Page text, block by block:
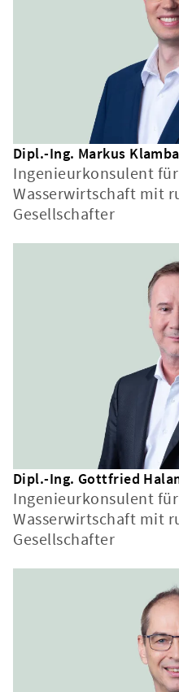
Dipl.-Ing. Markus
Ingenieurkonsulent
Wasserwirtschaft mit
Gesellschafter
Dipl.-Ing. Gottfried
Ingenieurkonsulent
Wasserwirtschaft mit
Gesellschafter